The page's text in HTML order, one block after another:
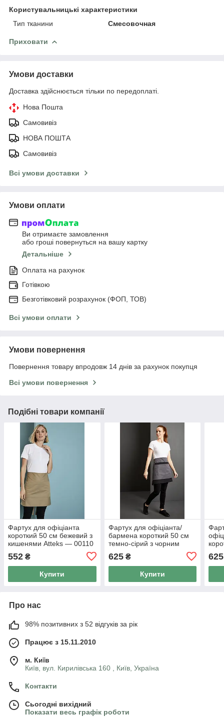
Користувальницькі характеристики
Тип тканини
Смесовочная
Приховати
Умови доставки
Доставка здійснюється тільки по передоплаті.
Нова Пошта
Самовивіз
НОВА ПОШТА
Самовивіз
Всі умови доставки
Умови оплати
Ви отримаєте замовлення
або гроші повернуться на вашу картку
Детальніше
Оплата на рахунок
Готівкою
Безготівковий розрахунок (ФОП, ТОВ)
Всі умови оплати
Умови повернення
Повернення товару впродовж 14 днів за рахунок покупця
Всі умови повернення
Подібні товари компанії
Фартух для офіціанта
короткий 50 см бежевий з
кишенями Atteks — 00110
552 ₴
Купити
Фартух для офіціанта/
бармена короткий 50 см
темно-сірий з чорним
625₴
Купити
625
Про нас
98% позитивних з 52 відгуків за рік
Працює з 15.11.2010
м. Київ
Київ, вул. Кирилівська 160 , Київ, Україна
Контакти
Сьогодні вихідний
Показати весь графік роботи